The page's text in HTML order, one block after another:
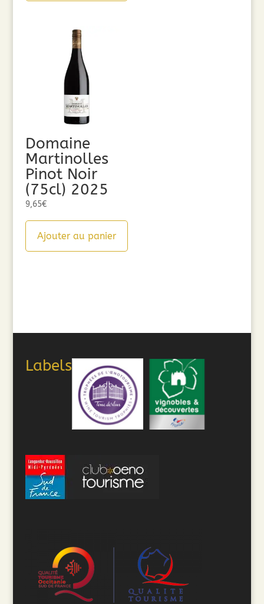
Domaine
Martinolles
Pinot Noir
(75cl) 2025
9,65€
Ajouter au panier
Labels